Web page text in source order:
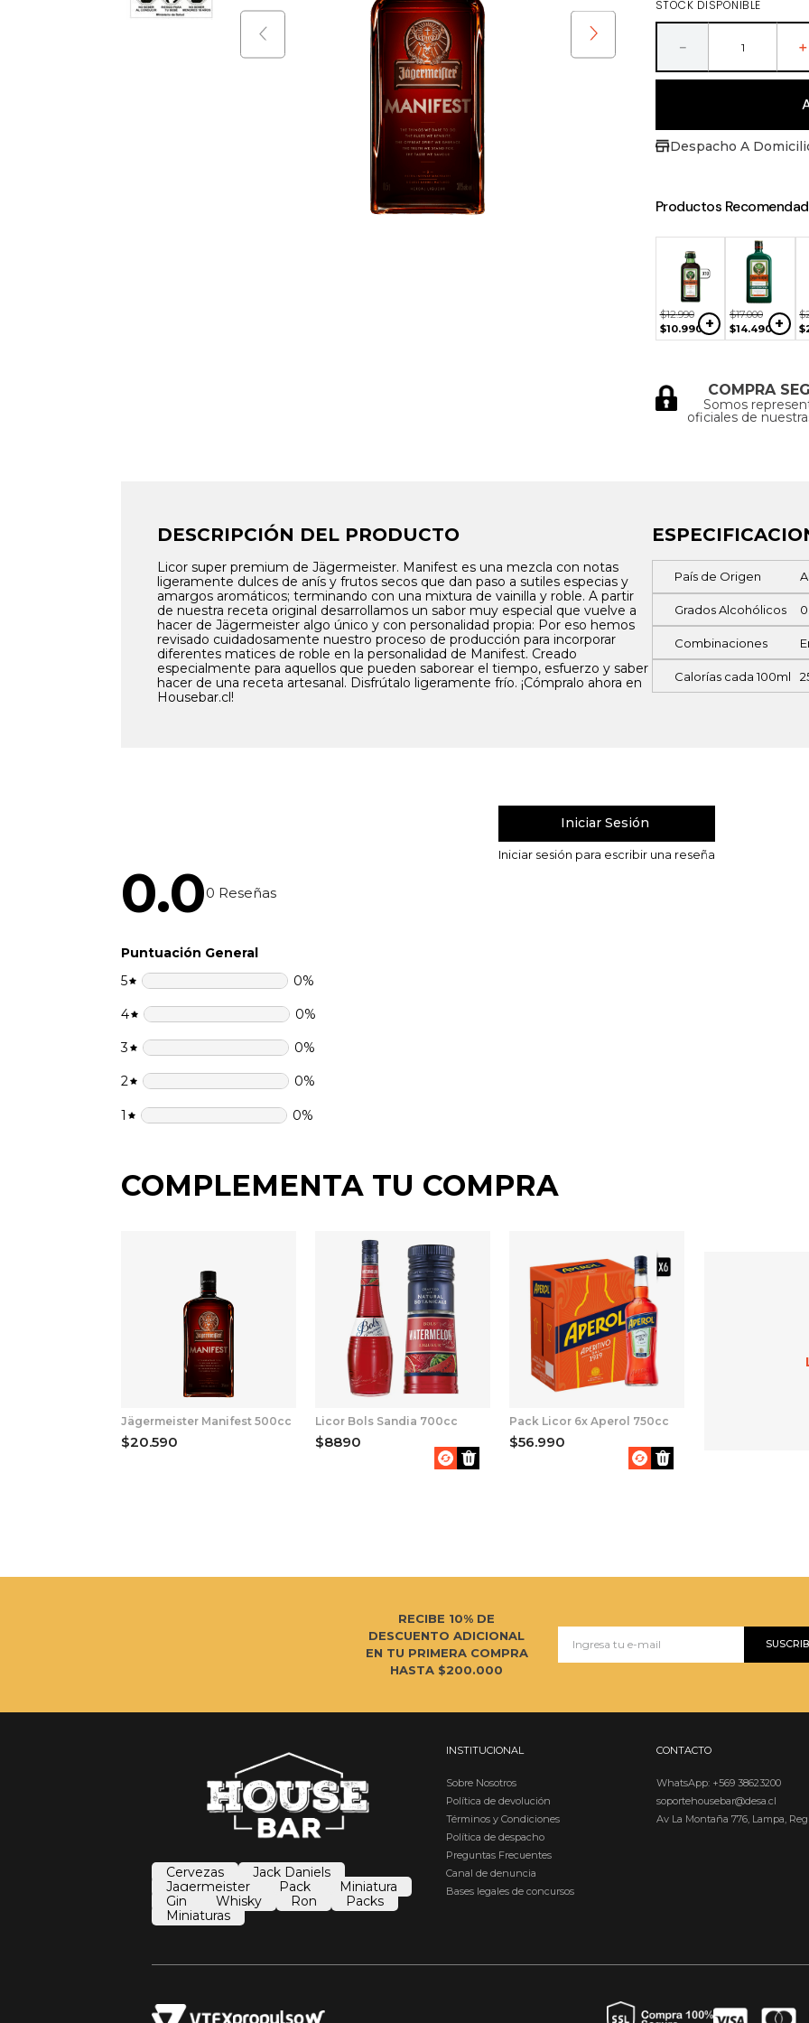
packs
miniaturas
STOCK DISPONIBLE
＋
－
Despacho A
Productos
DISPONIBLE
$12.990
$10.990 +
$17.000
$14.490 +
$
$
COMPRA
Somos
oficiales de
DESCRIPCIÓN DEL PRODUCTO
Licor super premium de Jägermeister. Manifest es una mezcla con notas
ligeramente dulces de anís y frutos secos que dan paso a sutiles especias y
amargos aromáticos; terminando con una mixtura de vainilla y roble. A partir
de nuestra receta original desarrollamos un sabor muy especial que vuelve a
hacer de Jägermeister algo único y con personalidad propia: Por eso hemos
revisado cuidadosamente nuestro proceso de producción para incorporar
diferentes matices de roble en la personalidad de Manifest. Creado
especialmente para aquellos que pueden saborear el tiempo, esfuerzo y saber
hacer de una receta artesanal. Disfrútalo ligeramente frío. ¡Cómpralo ahora en
Housebar.cl!
País de Origen
Grados Alcohólicos
Combinaciones
Calorías cada 100ml
0.00 Reseñas
Puntuación General
5
0%
4 0%
3 0%
2 0%
1 0%
COMPLEMENTA TU COMPRA
Jägermeister Manifest 500cc
$20.590
Licor Bols Sandia 700cc
$8890
Pack Licor 6x Aperol 750cc
$56.990
RECIBE 10% DE
DESCUENTO ADICIONAL
EN TU PRIMERA COMPRA
HASTA $200.000
Cervezas
Jack Daniels
Jagermeister
Pack
Miniatura
Gin
Whisky Ron
Packs
Miniaturas
INSTITUCIONAL
Sobre Nosotros
Política de devolución
Términos y Condiciones
Política de despacho
Preguntas Frecuentes
Canal de denuncia
Bases legales de concursos
CONTACTO
WhatsApp: +569 38623200
soportehousebar@desa.cl
Av La Montaña 776, Lampa,